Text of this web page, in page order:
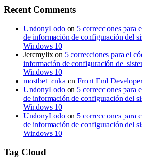
Recent Comments
UndonyLodo on 5 correcciones para
de información de configuración del
Windows 10
Jeremylix on 5 correcciones para el
información de configuración del
Windows 10
mostbet_cnka on Front End
UndonyLodo on 5 correcciones para
de información de configuración del
Windows 10
UndonyLodo on 5 correcciones para
de información de configuración del
Windows 10
Tag Cloud